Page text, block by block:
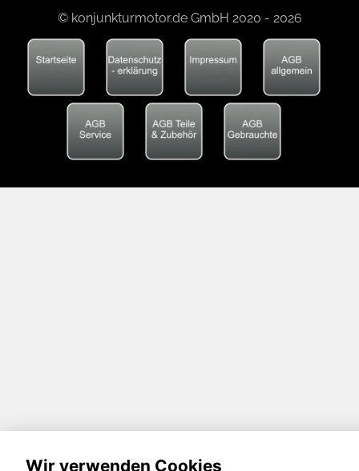
© konjunkturmotor.de GmbH 2020 - 2026
Wir verwenden Cookies